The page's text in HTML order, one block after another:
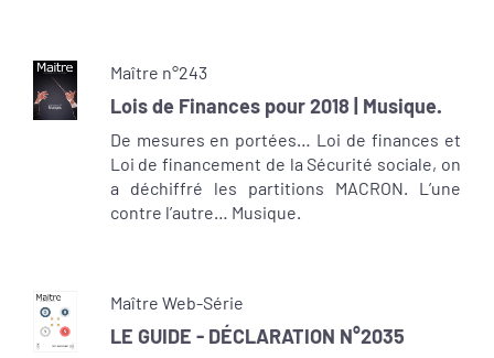
Maître n°243
Lois de Finances pour 2018 | Musique.
De mesures en portées… Loi de finances et
Loi de financement de la Sécurité sociale, on
a déchiffré les partitions MACRON. L’une
contre l’autre… Musique.
Maître Web-Série
LE GUIDE - DÉCLARATION N°2035